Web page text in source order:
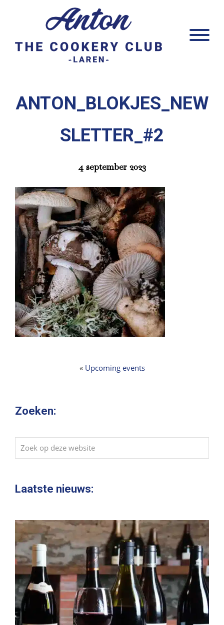
hoofd
Anton Laren
ANTON_BLOKJES_NEW
SLETTER_#2
4 september 2023
« Upcoming events
Zoeken:
Zoek
op
website
Laatste nieuws:
De Bourgogne Express